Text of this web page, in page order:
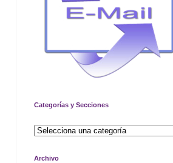
Categorías y Secciones
Archivo